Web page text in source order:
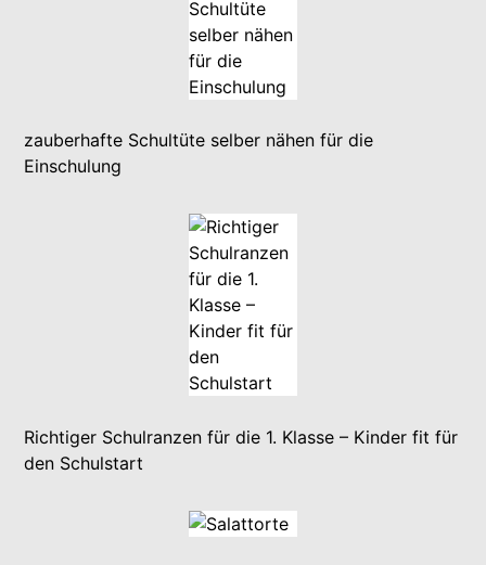
zauberhafte Schultüte selber nähen für die
Einschulung
Richtiger Schulranzen für die 1. Klasse – Kinder fit für
den Schulstart